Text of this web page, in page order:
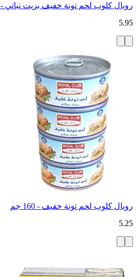
رويال كلوب لحم تونة خفيف بزيت نباتي - 160 جرام
5.95
رويال كلوب لحم تونة خفيف - 160 جم
5.25